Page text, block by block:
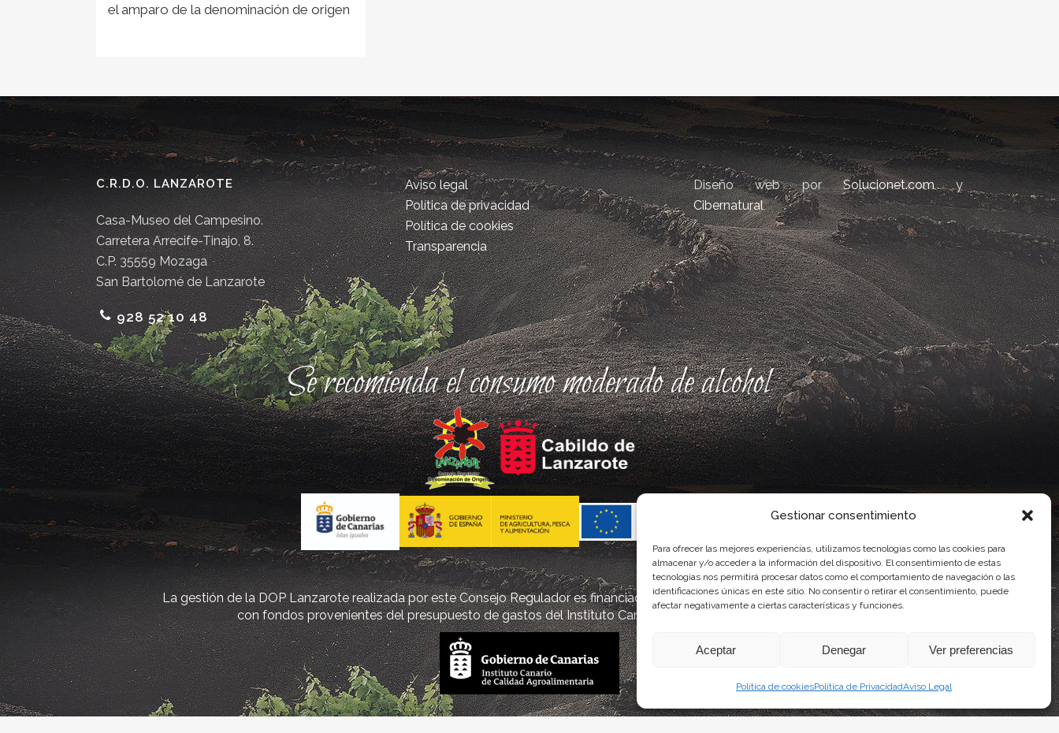
Gestionar consentimiento
Para ofrecer las mejores experiencias, utilizamos tecnologías como las cookies para
almacenar y/o acceder a la información del dispositivo. El consentimiento de estas
tecnologías nos permitirá procesar datos como el comportamiento de navegación o las
identificaciones únicas en este sitio. No consentir o retirar el consentimiento, puede
afectar negativamente a ciertas características y funciones.
Aceptar Denegar Ver preferencias
Política de cookiesPolítica de PrivacidadAviso Legal
el amparo de la denominación de origen
C.R.D.O. LANZAROTE
Casa-Museo del Campesino.
Carretera Arrecife-Tinajo, 8.
C.P. 35559 Mozaga
San Bartolomé de Lanzarote
928 52 10 48
Aviso legal
Política de privacidad
Política de cookies
Transparencia
Diseño web porSolucionet.comy
Cibernatural
Se recomienda el consumo moderado de alcohol
La gestión de la DOP Lanzarote realizada por este Consejo Regulador es financiada, parcialmente, por el Gobierno de Canarias
con fondos provenientes del presupuesto de gastos del Instituto Canario de Calidad Agroalimentaria